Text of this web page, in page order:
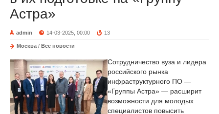
Астра»
admin 14-03-2025, 00:00 13
Москва / Все новости
Сотрудничество вуза и лидера
российского рынка
инфраструктурного ПО —
«Группы Астра» — расширит
возможности для молодых
специалистов повысить